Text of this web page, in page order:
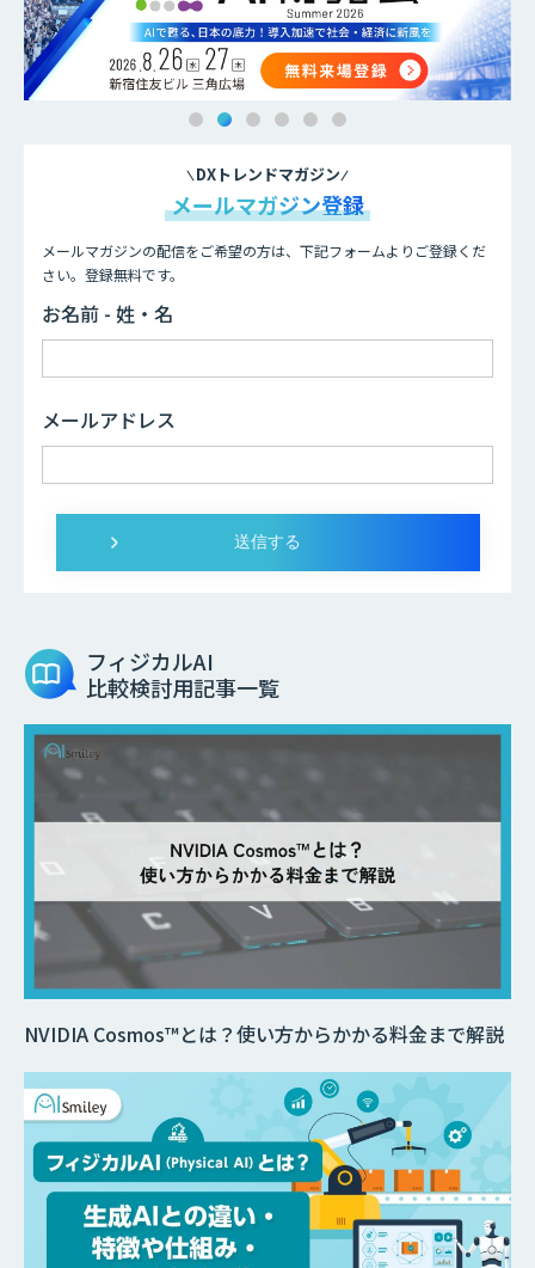
DXトレンドマガジン
メールマガジン登録
メールマガジンの配信をご希望の方は、下記フォームよりご登録くだ
さい。登録無料です。
お名前 - 姓・名
メールアドレス
フィジカルAI
比較検討用記事一覧
NVIDIA Cosmos™とは？使い方からかかる料金まで解説